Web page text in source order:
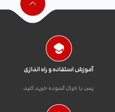
آموزش استفاده و راه اندازی
پس با خیال آسوده خرید کنید